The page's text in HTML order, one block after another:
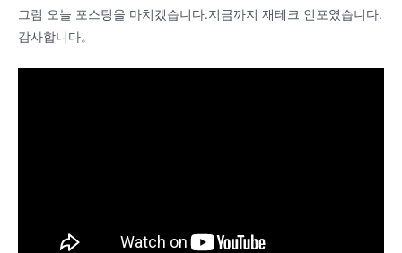
그럼 오늘 포스팅을 마치겠습니다.지금까지 재테크 인포였습니다.
감사합니다。